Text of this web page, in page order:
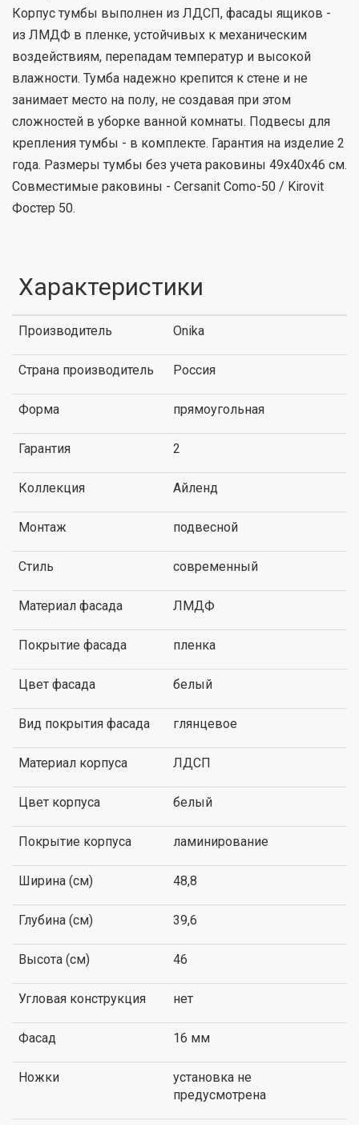
Корпус тумбы выполнен из ЛДСП, фасады ящиков -
из ЛМДФ в пленке, устойчивых к механическим
воздействиям, перепадам температур и высокой
влажности. Тумба надежно крепится к стене и не
занимает место на полу, не создавая при этом
сложностей в уборке ванной комнаты. Подвесы для
крепления тумбы - в комплекте. Гарантия на изделие 2
года. Размеры тумбы без учета раковины 49х40х46 см.
Совместимые раковины - Cersanit Como-50 / Kirovit
Фостер 50.
Характеристики
Производитель Onika
Страна производитель Россия
Форма прямоугольная
Гарантия 2
Коллекция Айленд
Монтаж подвесной
Стиль современный
Материал фасада ЛМДФ
Покрытие фасада пленка
Цвет фасада белый
Вид покрытия фасада глянцевое
Материал корпуса ЛДСП
Цвет корпуса белый
Покрытие корпуса ламинирование
Ширина (см) 48,8
Глубина (см) 39,6
Высота (см) 46
Угловая конструкция нет
Фасад 16 мм
Ножки
установка не
предусмотрена